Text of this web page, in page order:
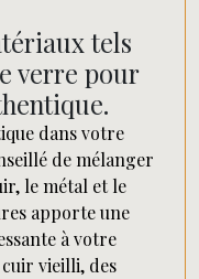
tels
verre pour
dans votre
de mélanger
le métal et le
apporte une
à votre
vieilli, des